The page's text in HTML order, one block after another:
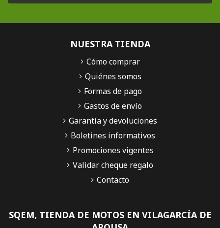
SQEM, TIENDA DE MOTOS EN VILAGARCÍA DE
NUESTRA TIENDA
Cómo comprar
Quiénes somos
Formas de pago
Gastos de envío
Garantía y devoluciones
Boletines informativos
Promociones vigentes
Validar cheque regalo
Contacto